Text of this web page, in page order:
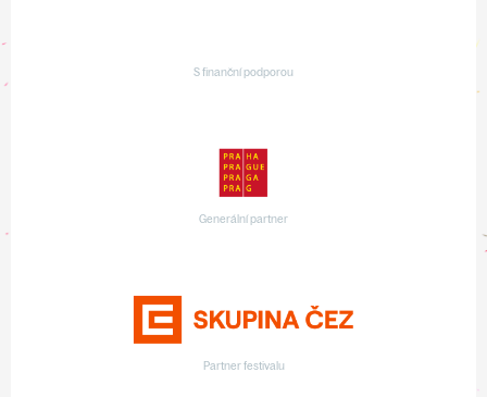
S finanční podporou
Generální partner
Partner festivalu